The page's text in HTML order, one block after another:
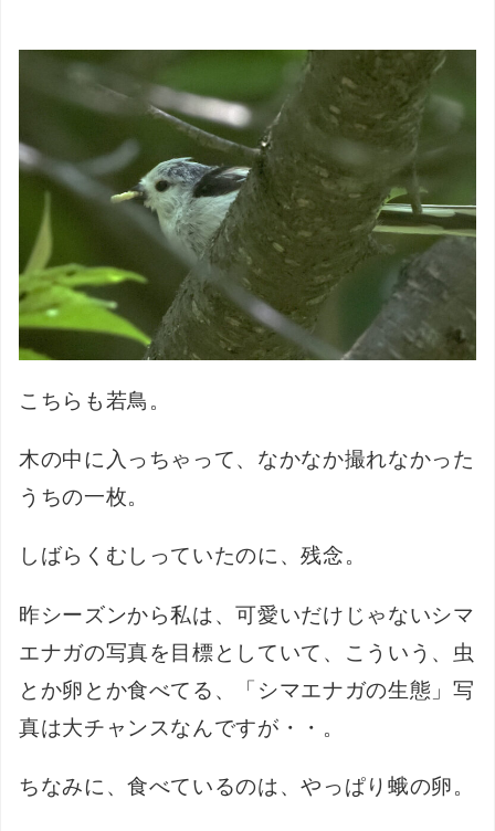
こちらも若鳥。
木の中に入っちゃって、なかなか撮れなかった
うちの一枚。
しばらくむしっていたのに、残念。
昨シーズンから私は、可愛いだけじゃないシマ
エナガの写真を目標としていて、こういう、虫
とか卵とか食べてる、「シマエナガの生態」写
真は大チャンスなんですが・・。
ちなみに、食べているのは、やっぱり蛾の卵。